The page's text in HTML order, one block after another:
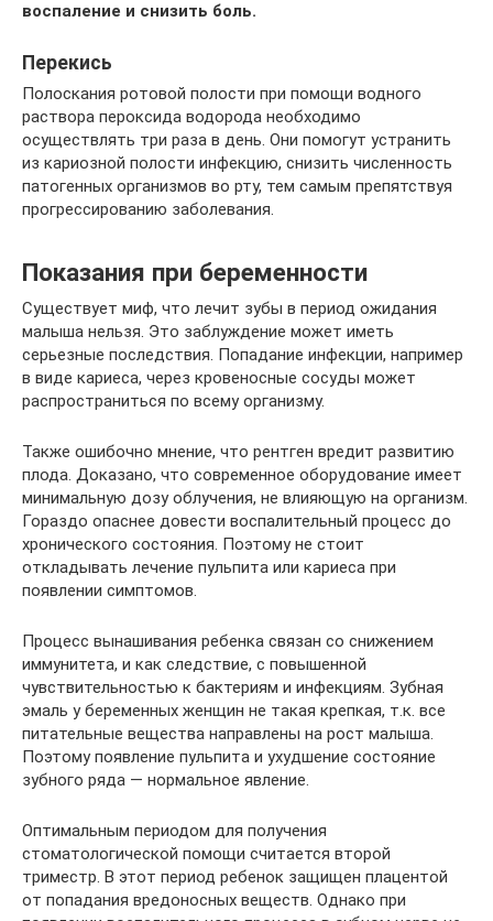
воспаление и снизить боль.
Перекись
Полоскания ротовой полости при помощи водного
раствора пероксида водорода необходимо
осуществлять три раза в день. Они помогут устранить
из кариозной полости инфекцию, снизить численность
патогенных организмов во рту, тем самым препятствуя
прогрессированию заболевания.
Показания при беременности
Существует миф, что лечит зубы в период ожидания
малыша нельзя. Это заблуждение может иметь
серьезные последствия. Попадание инфекции, например
в виде кариеса, через кровеносные сосуды может
распространиться по всему организму.
Также ошибочно мнение, что рентген вредит развитию
плода. Доказано, что современное оборудование имеет
минимальную дозу облучения, не влияющую на организм.
Гораздо опаснее довести воспалительный процесс до
хронического состояния. Поэтому не стоит
откладывать лечение пульпита или кариеса при
появлении симптомов.
Процесс вынашивания ребенка связан со снижением
иммунитета, и как следствие, с повышенной
чувствительностью к бактериям и инфекциям. Зубная
эмаль у беременных женщин не такая крепкая, т.к. все
питательные вещества направлены на рост малыша.
Поэтому появление пульпита и ухудшение состояние
зубного ряда — нормальное явление.
Оптимальным периодом для получения
стоматологической помощи считается второй
триместр. В этот период ребенок защищен плацентой
от попадания вредоносных веществ. Однако при